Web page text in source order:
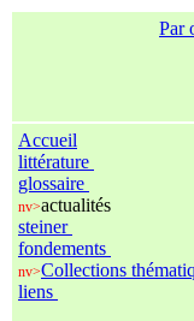
Par
Accueil
littérature
glossaire
nv>actualités
steiner
fondements
nv>Collections
liens